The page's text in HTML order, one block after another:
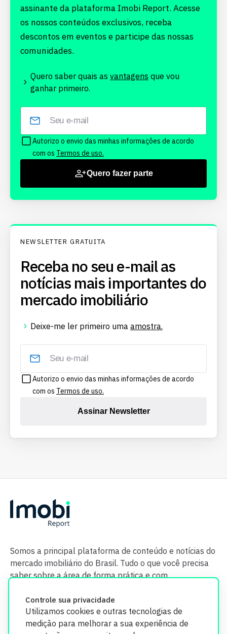
Controle sua privacidade
Utilizamos cookies e outras tecnologias de
medição para melhorar a sua experiência de
assinante da plataforma Imobi Report. Acesse
os nossos conteúdos exclusivos, receba
descontos em eventos e participe das nossas
comunidades.
Quero saber quais as vantagens que vou
ganhar primeiro.
Autorizo o envio das minhas informações de acordo
com os Termos de uso.
Quero fazer parte
NEWSLETTER GRATUITA
Receba no seu e-mail as
notícias mais importantes do
mercado imobiliário
Deixe-me ler primeiro uma amostra.
Autorizo o envio das minhas informações de acordo
com os Termos de uso.
Assinar Newsletter
Somos a principal plataforma de conteúdo e notícias do
mercado imobiliário do Brasil. Tudo o que você precisa
saber sobre a área de forma prática e com